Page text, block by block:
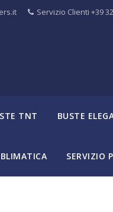
Servizio Clienti +39
TNT BUSTE
SERVIZIO